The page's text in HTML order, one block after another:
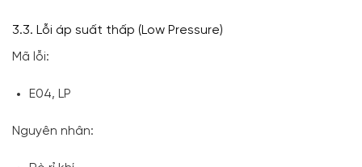
3.3. Lỗi áp suất thấp (Low Pressure)
Mã lỗi:
E04, LP
Nguyên nhân: